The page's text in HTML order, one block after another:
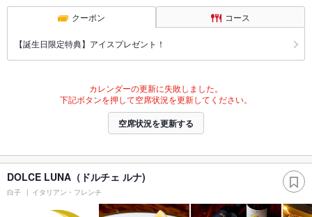
クーポン コース
【誕生日限定特典】アイスプレゼント！
カレンダーの更新に失敗しました。
下記ボタンを押して空席状況を更新してください。
空席状況を更新する
DOLCE LUNA（ドルチェ ルナ)
白子 イタリアン・フレンチ